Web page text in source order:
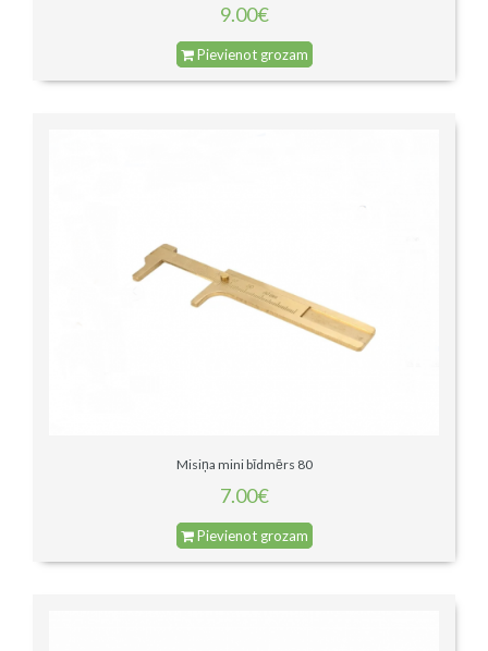
9.00€
Pievienot grozam
Misiņa mini bīdmērs 80
7.00€
Pievienot grozam